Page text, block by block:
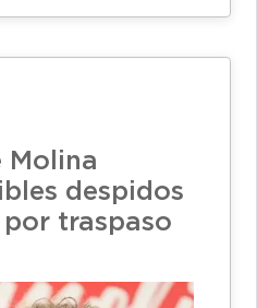
Molina
despidos
por traspaso